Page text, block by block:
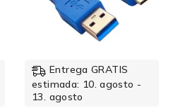
Entrega GRATIS
estimada: 10. agosto -
13. agosto